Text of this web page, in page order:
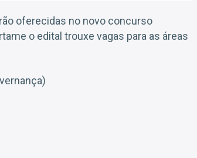
oferecidas no novo concurso
o edital trouxe vagas para as áreas